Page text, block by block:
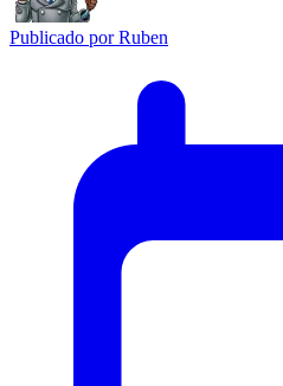
Publicado porRuben